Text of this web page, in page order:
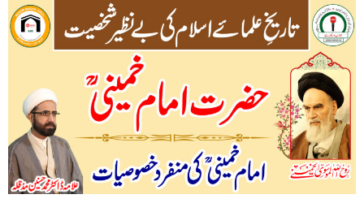
Tareekh-
e-‘Ulama-
Islam
be-
nazir